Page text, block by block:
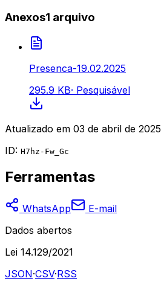
Anexos1 arquivo
Presenca-19.02.2025
295.9 KB· Pesquisável
Atualizado em 03 de abril de 2025
ID: H7hz-Fw_Gc
Ferramentas
WhatsApp
E-mail
Dados abertos
Lei 14.129/2021
JSON·CSV·RSS